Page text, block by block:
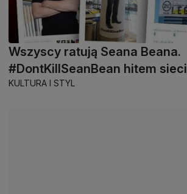
Wszyscy ratują Seana Beana.
#DontKillSeanBean hitem sieci
KULTURA I STYL